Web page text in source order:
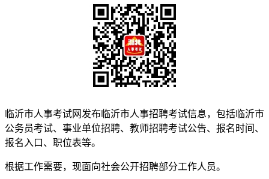
临沂市人事考试网发布临沂市人事招聘考试信息，包括临沂市
公务员考试、事业单位招聘、教师招聘考试公告、报名时间、
报名入口、职位表等。
根据工作需要，现面向社会公开招聘部分工作人员。